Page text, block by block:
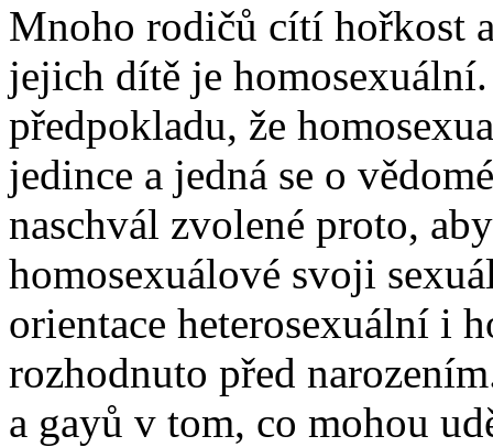
Mnoho rodičů cítí hořkost
jejich dítě je
předpokladu, že
jedince a jedná se o
naschvál zvolené proto,
homosexuálové svoji
orientace heterosexuální i
rozhodnuto před
a gayů v tom, co mohou